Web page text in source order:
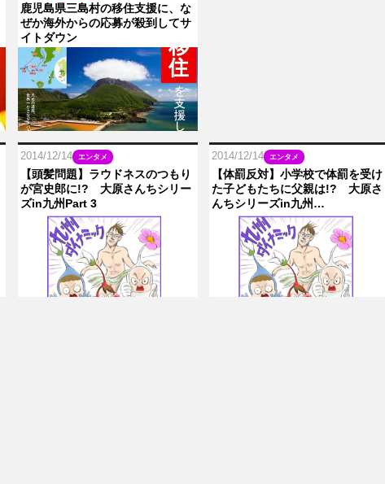
鹿児島県三島村の移住支援に、な
ぜか海外からの応募が殺到してサ
イトダウン
2014/12/14 エンタメ
【頭髪問題】ラウドネスのつもり
が宮史郎に!? 大原さんちシリー
ズin九州Part 3
2014/12/14 エンタメ
【体罰反対】小学校で体罰を受け
た子どもたちに父親は!? 大原さ
んちシリーズin九州…